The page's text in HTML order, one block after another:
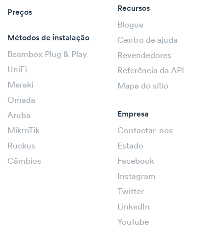
Preços
Métodos de instalação
Beambox Plug & Play
UniFi
Meraki
Omada
Aruba
MikroTik
Ruckus
Câmbios
Recursos
Blogue
Centro de ajuda
Revendedores
Referência da API
Mapa do sítio
Empresa
Contactar-nos
Estado
Facebook
Instagram
Twitter
LinkedIn
YouTube